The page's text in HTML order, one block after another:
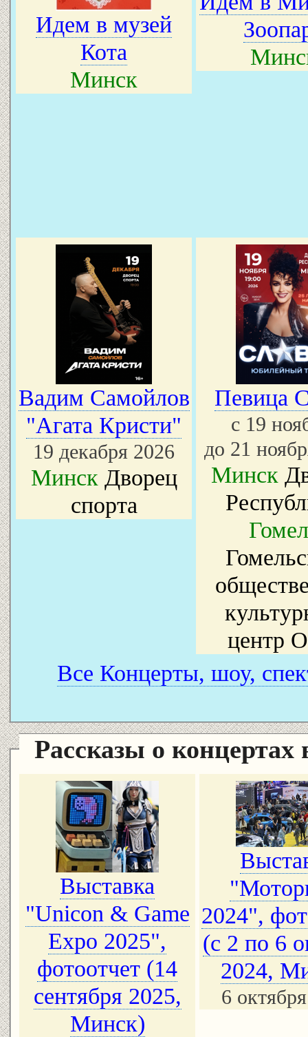
Идем в музей
Кота
Минск
Вадим Самойлов
"Агата Кристи"
19 декабря 2026
Минск Дворец
спорта
Певица
с 19
до 21
Минск
центр
Все Концерты, шоу,
Рассказы о
Выставка
"Unicon & Game
Expo 2025",
фотоотчет (14
сентября 2025,
Минск)
2024",
(с 2 по 6
2024,
6